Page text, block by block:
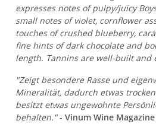
expresses notes of pulpy/juicy
small notes of violet, cornflower
touches of crushed blueberry,
fine hints of dark chocolate and
length. Tannins are well-built and
"Zeigt besondere Rasse und
Mineralität, dadurch etwas
besitzt etwas ungewohnte
behalten." - Vinum Wine Magazine